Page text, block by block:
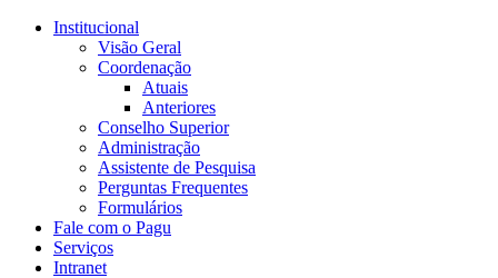
Conteúdo principal
Institucional
Visão Geral
Coordenação
Atuais
Anteriores
Conselho Superior
Administração
Assistente de Pesquisa
Perguntas Frequentes
Formulários
Fale com o Pagu
Serviços
Intranet